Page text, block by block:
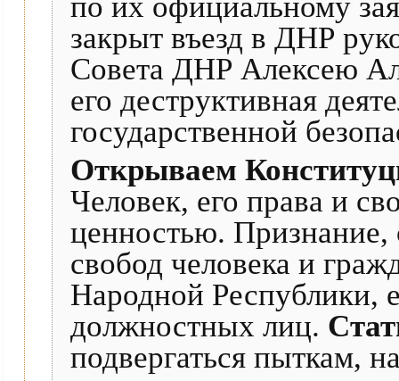
закрыт въезд в ДНР
Совета ДНР Алексею
его деструктивная
государственной
Открываем
Человек, его права и
ценностью. Признание,
свобод человека и
Народной Республики,
должностных лиц.
подвергаться пыткам,